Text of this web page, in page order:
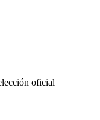
oficial